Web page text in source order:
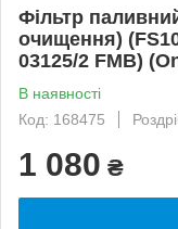
Фільтр
очищення)
03125/2 FMB)
В наявності
Код: 168475
1 080 ₴